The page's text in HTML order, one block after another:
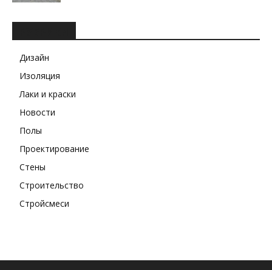
Дизайн
Изоляция
Лаки и краски
Новости
Полы
Проектирование
Стены
Строительство
Стройсмеси